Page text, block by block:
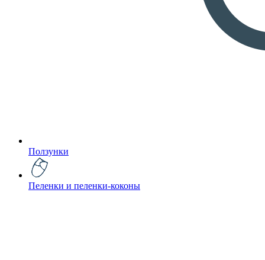
Ползунки
Пеленки и пеленки-коконы